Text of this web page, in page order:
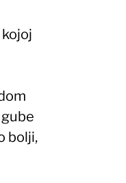
bolji,